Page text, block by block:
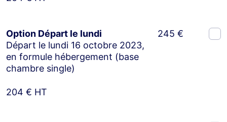
Option Départ le lundi
Départ le lundi 16 octobre 2023,
en formule hébergement (base
chambre single)
204 € HT
245 €